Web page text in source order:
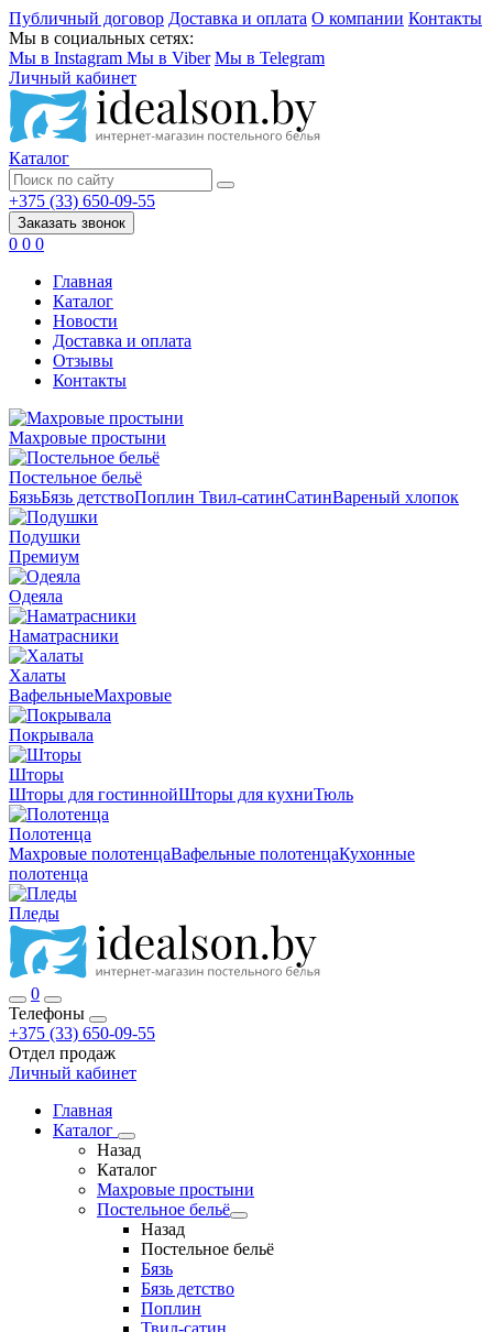
Публичный договор Доставка и оплата О компании Контакты
Мы в социальных сетях:
Мы в Instagram Мы в Viber Мы в Telegram
Личный кабинет
Каталог
+375 (33) 650-09-55
Заказать звонок
0 0 0
Главная
Каталог
Новости
Доставка и оплата
Отзывы
Контакты
Махровые простыни
Постельное бельё
БязьБязь детствоПоплин Твил-сатинСатинВареный хлопок
Подушки
Премиум
Одеяла
Наматрасники
Халаты
ВафельныеМахровые
Покрывала
Шторы
Шторы для гостиннойШторы для кухниТюль
Полотенца
Махровые полотенцаВафельные полотенцаКухонные
полотенца
Пледы
0
Телефоны
+375 (33) 650-09-55
Отдел продаж
Личный кабинет
Главная
Каталог
Назад
Каталог
Махровые простыни
Постельное бельё
Назад
Постельное бельё
Бязь
Бязь детство
Поплин
Твил-сатин